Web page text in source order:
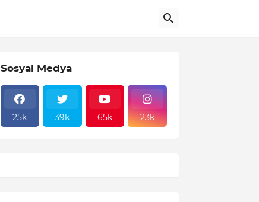
Sosyal Medya
25k 39k 65k 23k